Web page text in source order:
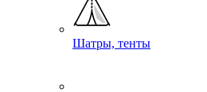
Шатры, тенты